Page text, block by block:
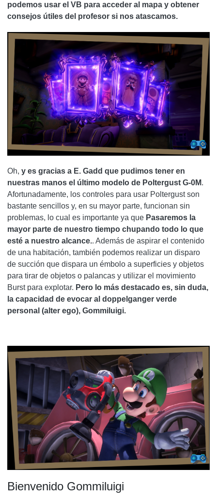
podemos usar el VB para acceder al mapa y obtener
consejos útiles del profesor si nos atascamos.
Oh, y es gracias a E. Gadd que pudimos tener en
nuestras manos el último modelo de Poltergust G-0M.
Afortunadamente, los controles para usar Poltergust son
bastante sencillos y, en su mayor parte, funcionan sin
problemas, lo cual es importante ya que Pasaremos la
mayor parte de nuestro tiempo chupando todo lo que
esté a nuestro alcance.. Además de aspirar el contenido
de una habitación, también podemos realizar un disparo
de succión que dispara un émbolo a superficies y objetos
para tirar de objetos o palancas y utilizar el movimiento
Burst para explotar. Pero lo más destacado es, sin duda,
la capacidad de evocar al doppelganger verde
personal (alter ego), Gommiluigi.
Bienvenido Gommiluigi